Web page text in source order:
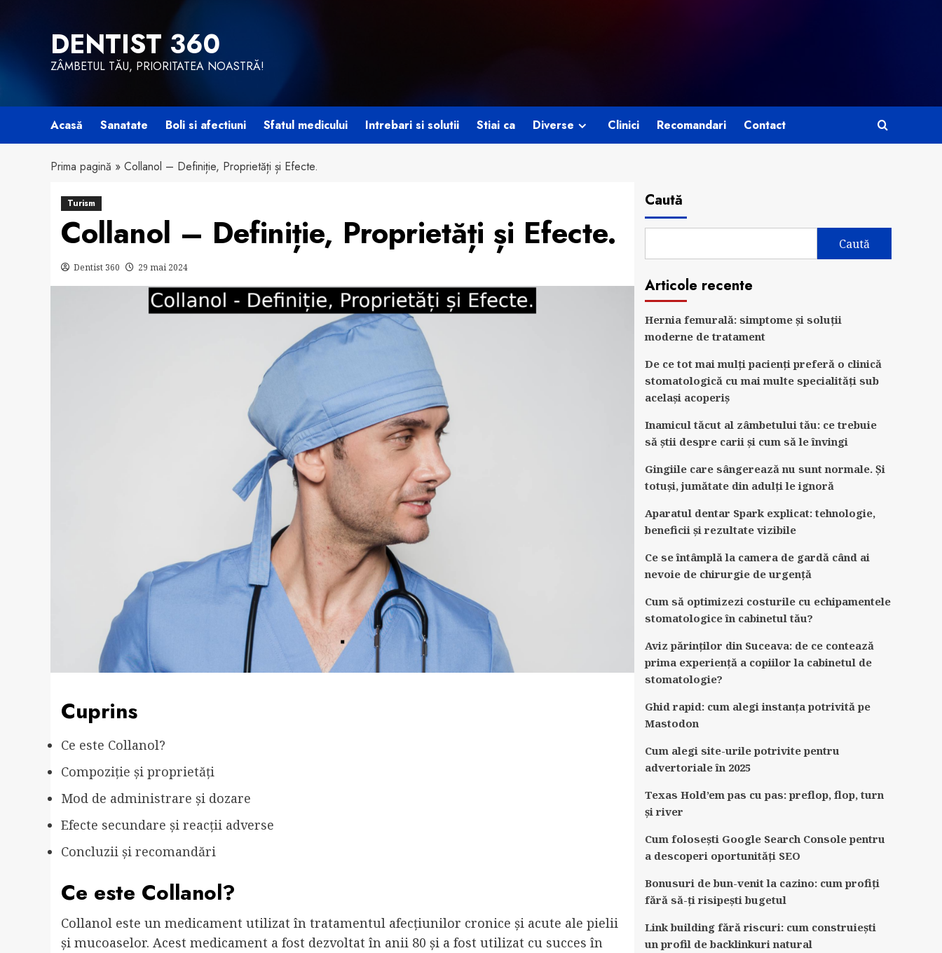
DENTIST 360
ZÂMBETUL TĂU, PRIORITATEA NOASTRĂ!
Acasă Sanatate Boli si afectiuni Sfatul medicului Intrebari si solutii Stiai ca Diverse Clinici Recomandari Contact
Prima pagină » Collanol – Definiție, Proprietăți și Efecte.
Turism
Collanol – Definiție, Proprietăți și Efecte.
Dentist 360 29 mai 2024
Cuprins
Ce este Collanol?
Compoziție și proprietăți
Mod de administrare și dozare
Efecte secundare și reacții adverse
Concluzii și recomandări
Ce este Collanol?
Collanol este un medicament utilizat în tratamentul afecțiunilor cronice și acute ale pielii
și mucoaselor. Acest medicament a fost dezvoltat în anii 80 și a fost utilizat cu succes în
Caută
Caută
Articole recente
Hernia femurală: simptome și soluții
moderne de tratament
De ce tot mai mulți pacienți preferă o clinică
stomatologică cu mai multe specialități sub
același acoperiș
Inamicul tăcut al zâmbetului tău: ce trebuie
să știi despre carii și cum să le învingi
Gingiile care sângerează nu sunt normale. Și
totuși, jumătate din adulți le ignoră
Aparatul dentar Spark explicat: tehnologie,
beneficii și rezultate vizibile
Ce se întâmplă la camera de gardă când ai
nevoie de chirurgie de urgență
Cum să optimizezi costurile cu echipamentele
stomatologice în cabinetul tău?
Aviz părinților din Suceava: de ce contează
prima experiență a copiilor la cabinetul de
stomatologie?
Ghid rapid: cum alegi instanța potrivită pe
Mastodon
Cum alegi site-urile potrivite pentru
advertoriale în 2025
Texas Hold’em pas cu pas: preflop, flop, turn
și river
Cum folosești Google Search Console pentru
a descoperi oportunități SEO
Bonusuri de bun-venit la cazino: cum profiți
fără să-ți risipești bugetul
Link building fără riscuri: cum construiești
un profil de backlinkuri natural